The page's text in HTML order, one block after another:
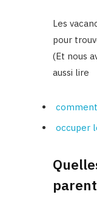
Les
pour
(Et nous
aussi lire
occuper